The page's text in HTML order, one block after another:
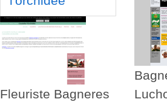
Fleuriste Bagneres